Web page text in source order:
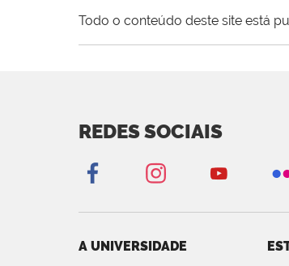
Todo o conteúdo deste site está
REDES SOCIAIS
A UNIVERSIDADE